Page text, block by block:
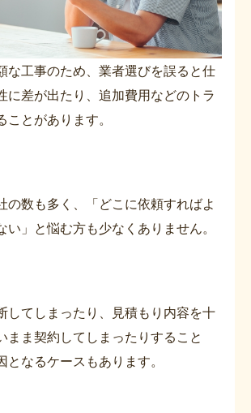
な工事のため、業者選びを誤ると仕
に差が出たり、追加費用などのトラ
ことがあります。
の数も多く、「どこに依頼すればよ
い」と悩む方も少なくありません。
してしまったり、見積もり内容を十
まま契約してしまったりすること
となるケースもあります。